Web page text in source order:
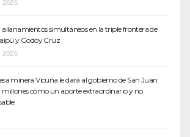
2026
simultáneos en la triple frontera de
y Godoy Cruz
2026
minera Vicuña le dará al gobierno de San Juan
millones cómo un aporte extraordinario y no